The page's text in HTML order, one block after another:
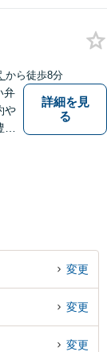
から徒歩8分
弁
や
詳細を見
る
変更
変更
変更